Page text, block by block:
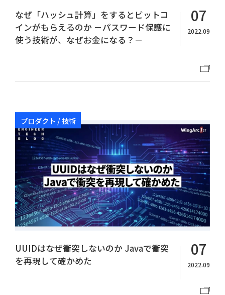
なぜ「ハッシュ計算」をするとビットコ
インがもらえるのか －パスワード保護に
使う技術が、なぜお金になる？－
07
2022.09
プロダクト / 技術
UUIDはなぜ衝突しないのか Javaで衝突
を再現して確かめた
07
2022.09